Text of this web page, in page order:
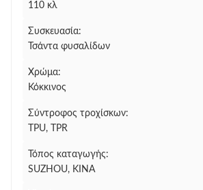
110 κλ
Συσκευασία:
Τσάντα φυσαλίδων
Χρώμα:
Κόκκινος
Σύντροφος τροχίσκων:
TPU, TPR
Τόπος καταγωγής:
SUZHOU, ΚΊΝΑ